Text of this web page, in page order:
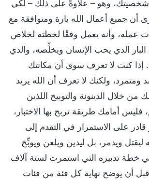
وهو – علاوةً على ذلك – لكي
أن جميع أعمال الله بارة ومتوافقة مع
عمله، وأنه يعمل وفقًا لخطته لخلاص
البار الذي يحب الإنسان ويخلِّصه، والذي
إذا كنت لا تعرف سوى أن مكانتك
ومتمرد، ولكنك لا تعرف أن الله يريد
خلال الدينونة والتوبيخ اللذين
فليس أمامك طريقة تربح بها الاختبار،
على الاستمرار في التقدم إلى
ليقتل ويدمر، بل ليدين ويلعن ويوبِّخ
خطة تدبيره التي استمرت لستة آلاف
وقبل أن يوضح نهاية كل فئة من فئات